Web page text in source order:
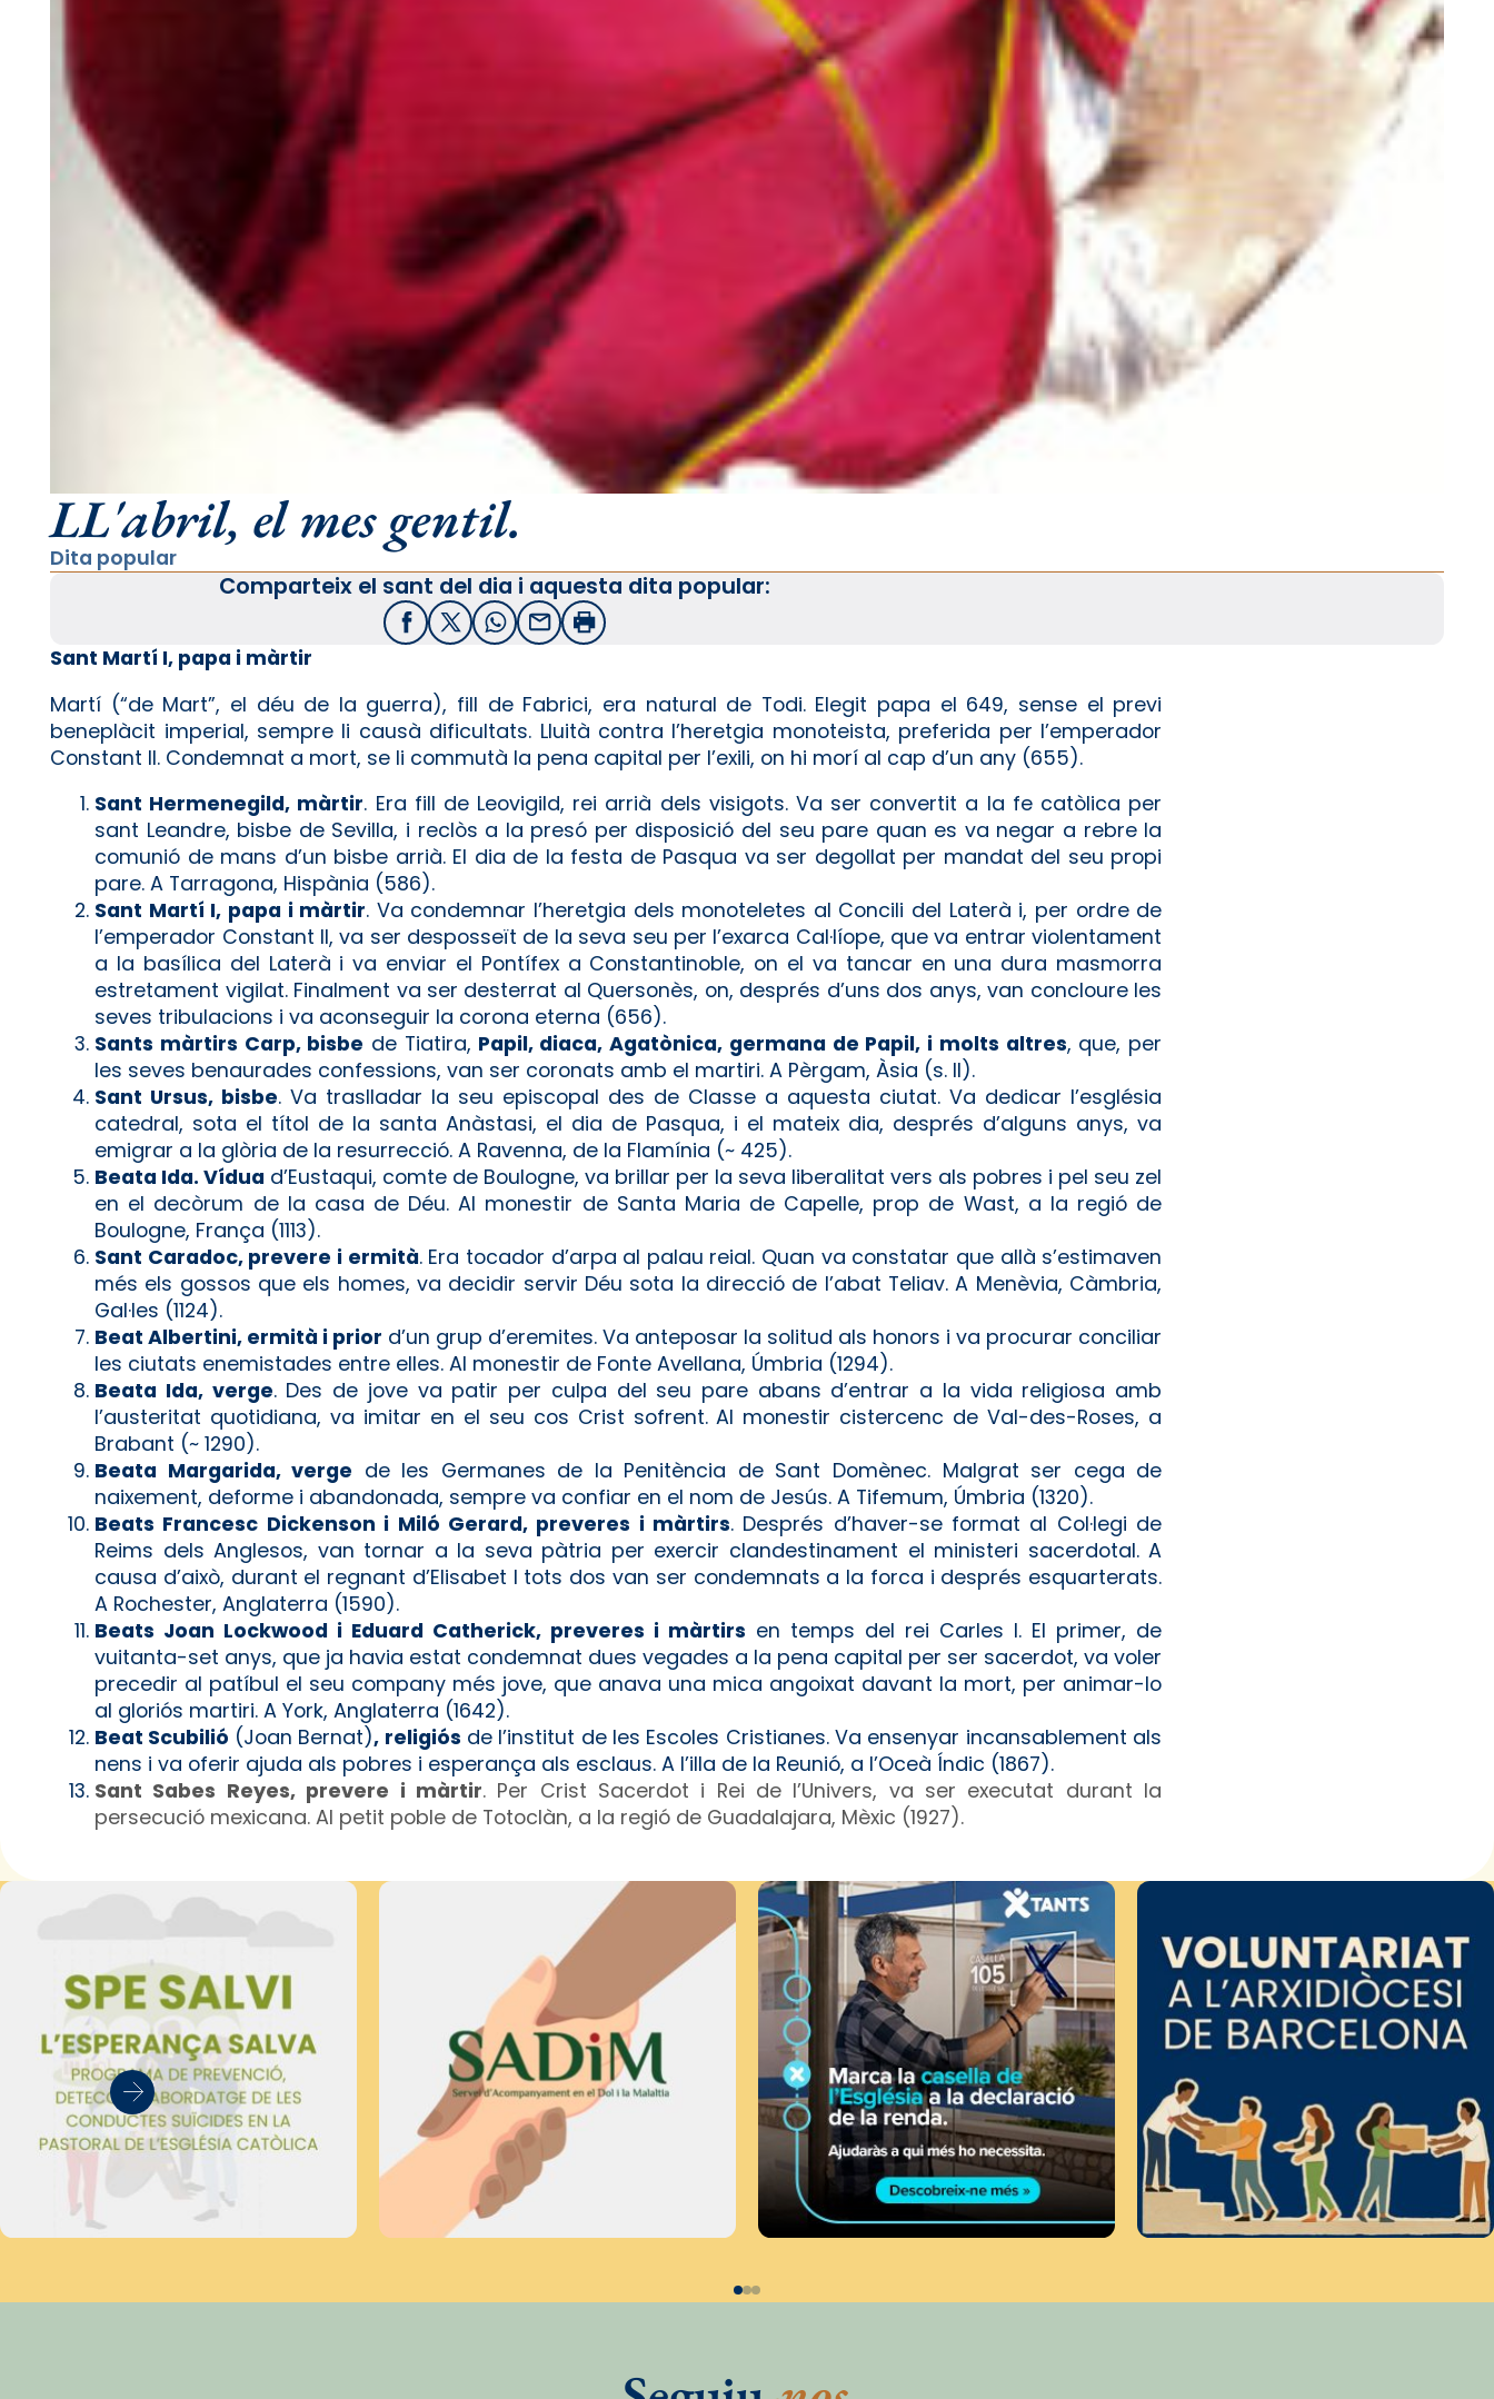
LL'abril, el mes gentil.
Dita popular
Comparteix el sant del dia i aquesta dita popular:
FacebookX / Twitter
WhatsApp
EmailImprimir
Sant Martí I, papa i màrtir
Martí (“de Mart”, el déu de la guerra), fill de Fabrici, era natural de Todi. Elegit papa el 649, sense el previ
beneplàcit imperial, sempre li causà dificultats. Lluità contra l’heretgia monoteista, preferida per l’emperador
Constant II. Condemnat a mort, se li commutà la pena capital per l’exili, on hi morí al cap d’un any (655).
Sant Hermenegild, màrtir. Era fill de Leovigild, rei arrià dels visigots. Va ser convertit a la fe catòlica per
sant Leandre, bisbe de Sevilla, i reclòs a la presó per disposició del seu pare quan es va negar a rebre la
comunió de mans d’un bisbe arrià. El dia de la festa de Pasqua va ser degollat per mandat del seu propi
pare. A Tarragona, Hispània (586).
Sant Martí I, papa i màrtir. Va condemnar l’heretgia dels monoteletes al Concili del Laterà i, per ordre de
l’emperador Constant II, va ser desposseït de la seva seu per l’exarca Cal·líope, que va entrar violentament
a la basílica del Laterà i va enviar el Pontífex a Constantinoble, on el va tancar en una dura masmorra
estretament vigilat. Finalment va ser desterrat al Quersonès, on, després d’uns dos anys, van concloure les
seves tribulacions i va aconseguir la corona eterna (656).
Sants màrtirs Carp, bisbe de Tiatira, Papil, diaca, Agatònica, germana de Papil, i molts altres, que, per
les seves benaurades confessions, van ser coronats amb el martiri. A Pèrgam, Àsia (s. II).
Sant Ursus, bisbe. Va traslladar la seu episcopal des de Classe a aquesta ciutat. Va dedicar l’església
catedral, sota el títol de la santa Anàstasi, el dia de Pasqua, i el mateix dia, després d’alguns anys, va
emigrar a la glòria de la resurrecció. A Ravenna, de la Flamínia (~ 425).
Beata Ida. Vídua d’Eustaqui, comte de Boulogne, va brillar per la seva liberalitat vers als pobres i pel seu zel
en el decòrum de la casa de Déu. Al monestir de Santa Maria de Capelle, prop de Wast, a la regió de
Boulogne, França (1113).
Sant Caradoc, prevere i ermità. Era tocador d’arpa al palau reial. Quan va constatar que allà s’estimaven
més els gossos que els homes, va decidir servir Déu sota la direcció de l’abat Teliav. A Menèvia, Càmbria,
Gal·les (1124).
Beat Albertini, ermità i prior d’un grup d’eremites. Va anteposar la solitud als honors i va procurar conciliar
les ciutats enemistades entre elles. Al monestir de Fonte Avellana, Úmbria (1294).
Beata Ida, verge. Des de jove va patir per culpa del seu pare abans d’entrar a la vida religiosa amb
l’austeritat quotidiana, va imitar en el seu cos Crist sofrent. Al monestir cistercenc de Val-des-Roses, a
Brabant (~ 1290).
Beata Margarida, verge de les Germanes de la Penitència de Sant Domènec. Malgrat ser cega de
naixement, deforme i abandonada, sempre va confiar en el nom de Jesús. A Tifemum, Úmbria (1320).
Beats Francesc Dickenson i Miló Gerard, preveres i màrtirs. Després d’haver-se format al Col·legi de
Reims dels Anglesos, van tornar a la seva pàtria per exercir clandestinament el ministeri sacerdotal. A
causa d’això, durant el regnant d’Elisabet I tots dos van ser condemnats a la forca i després esquarterats.
A Rochester, Anglaterra (1590).
Beats Joan Lockwood i Eduard Catherick, preveres i màrtirs en temps del rei Carles I. El primer, de
vuitanta-set anys, que ja havia estat condemnat dues vegades a la pena capital per ser sacerdot, va voler
precedir al patíbul el seu company més jove, que anava una mica angoixat davant la mort, per animar-lo
al gloriós martiri. A York, Anglaterra (1642).
Beat Scubilió (Joan Bernat), religiós de l’institut de les Escoles Cristianes. Va ensenyar incansablement als
nens i va oferir ajuda als pobres i esperança als esclaus. A l’illa de la Reunió, a l’Oceà Índic (1867).
Sant Sabes Reyes, prevere i màrtir. Per Crist Sacerdot i Rei de l’Univers, va ser executat durant la
persecució mexicana. Al petit poble de Totoclàn, a la regió de Guadalajara, Mèxic (1927).